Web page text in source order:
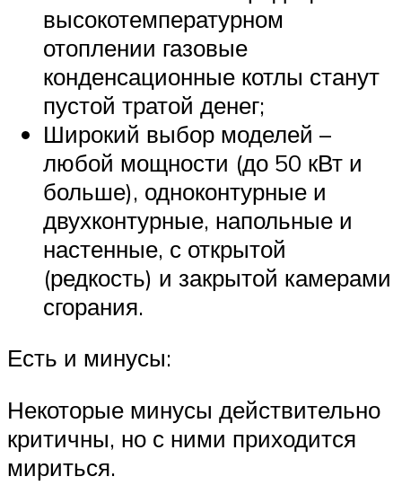
высокотемпературном
отоплении газовые
конденсационные котлы станут
пустой тратой денег;
Широкий выбор моделей –
любой мощности (до 50 кВт и
больше), одноконтурные и
двухконтурные, напольные и
настенные, с открытой
(редкость) и закрытой камерами
сгорания.
Есть и минусы:
Некоторые минусы действительно
критичны, но с ними приходится
мириться.